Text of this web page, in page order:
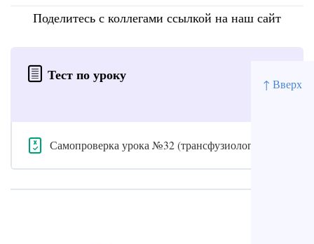
↑ Вверх
Поделитесь с коллегами ссылкой на наш сайт
Тест по уроку
Самопроверка урока №32 (трансфузиология)